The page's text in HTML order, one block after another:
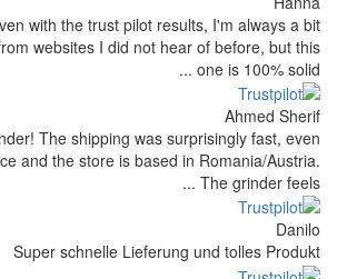
Def recommend! Even with the trust pilot
scared ordering from websites I did not hear
Excellent coffee grinder! The shipping was
though I’m in Greece and the store is based
Super schnelle Lieferung